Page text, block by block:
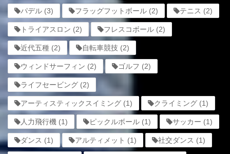
パデル (3) フラッグフットボール (2) テニス (2)
トライアスロン (2) フレスコボール (2)
近代五種 (2) 自転車競技 (2)
ウィンドサーフィン (2) ゴルフ (2)
ライフセービング (2)
アーティスティックスイミング (1) クライミング (1)
人力飛行機 (1) ピックルボール (1) サッカー (1)
ダンス (1) アルティメット (1) 社交ダンス (1)